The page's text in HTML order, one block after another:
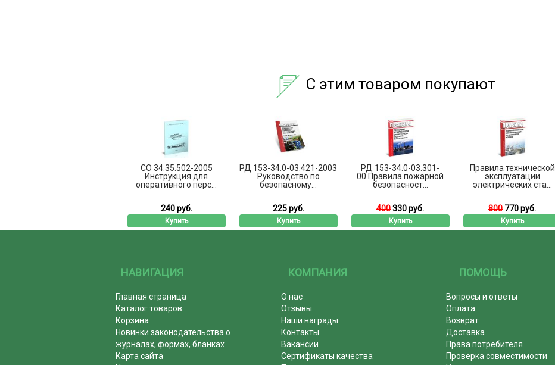
С этим товаром покупают
СО 34.35.502-2005
Инструкция для
оперативного перс...
240 руб.
Купить
РД 153-34.0-03.421-2003
Руководство по
безопасному...
225 руб.
Купить
РД 153-34.0-03.301-
00.Правила пожарной
безопасност...
400330 руб.
Купить
Правила технической
эксплуатации
электрических ста...
800 770 руб.
Купить
НАВИГАЦИЯ
Главная страница
Каталог товаров
Корзина
Новинки законодательства о
журналах, формах, бланках
Карта сайта
КОМПАНИЯ
О нас
Отзывы
Наши награды
Контакты
Вакансии
Сертификаты качества
ПОМОЩЬ
Вопросы и ответы
Оплата
Возврат
Доставка
Права потребителя
Проверка совместимости